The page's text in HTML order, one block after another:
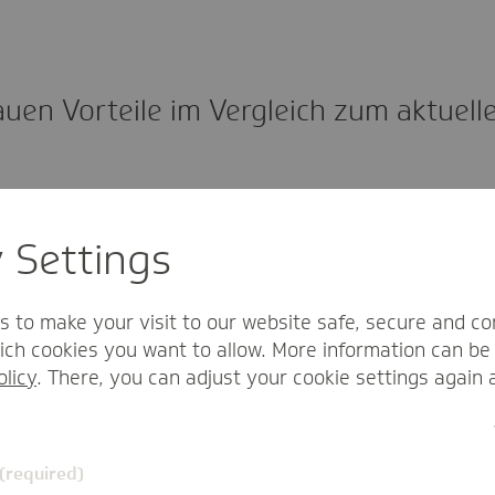
Vorteile im Vergleich zum
Kliniken im ländlichen Raum sowie Häuser mit
die bedarfsnotwenig für die Versorgung der
Kostendeckung haben. Bedarfsnotwendigen
Budget für ihre Vorhaltekosten – ihre Fixkosten –
nehmen wir diesen Häusern den Druck, aus
vorzunehmen.
Krankenhäuser?
bedarfsnotwendig, so legt das Land
Settings
to make your visit to our website safe, secure and
cookies you want to allow. More information can
. There, you can adjust your cookie settings again